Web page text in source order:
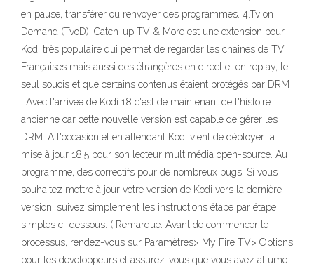
en pause, transférer ou renvoyer des programmes. 4.Tv on
Demand (TvoD): Catch-up TV & More est une extension pour
Kodi très populaire qui permet de regarder les chaines de TV
Françaises mais aussi des étrangères en direct et en replay, le
seul soucis et que certains contenus étaient protégés par DRM
. Avec l'arrivée de Kodi 18 c'est de maintenant de l'histoire
ancienne car cette nouvelle version est capable de gérer les
DRM. A l'occasion et en attendant Kodi vient de déployer la
mise à jour 18.5 pour son lecteur multimédia open-source. Au
programme, des correctifs pour de nombreux bugs. Si vous
souhaitez mettre à jour votre version de Kodi vers la dernière
version, suivez simplement les instructions étape par étape
simples ci-dessous. ( Remarque: Avant de commencer le
processus, rendez-vous sur Paramètres> My Fire TV> Options
pour les développeurs et assurez-vous que vous avez allumé